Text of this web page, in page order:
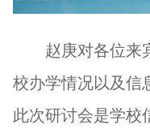
赵庚对各位来
校办学情况以及信
此次研讨会是学校